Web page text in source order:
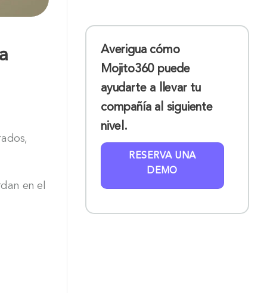
en el
Averigua cómo
Mojito360 puede
ayudarte a llevar tu
compañía al siguiente
nivel.
RESERVA UNA
DEMO